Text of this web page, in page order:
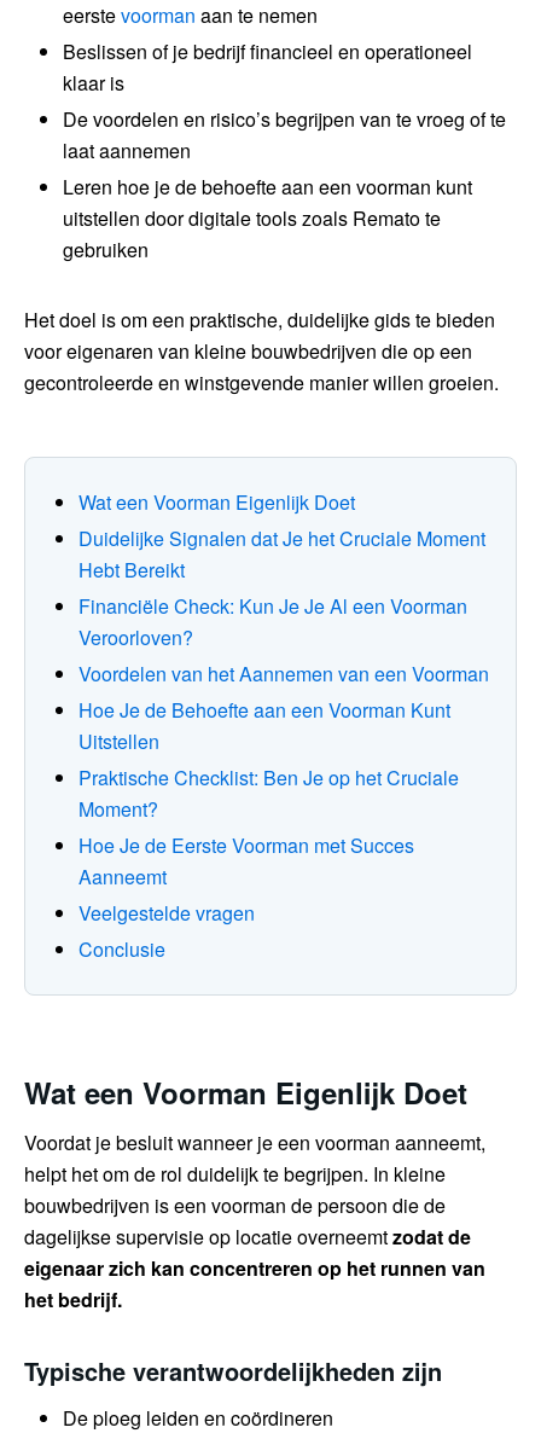
eerstevoorman aan te nemen
Beslissen of je bedrijf financieel en operationeel
klaar is
De voordelen en risico’s begrijpen van te vroeg of te
laat aannemen
Leren hoe je de behoefte aan een voorman kunt
uitstellen door digitale tools zoals Remato te
gebruiken
Het doel is om een praktische, duidelijke gids te bieden
voor eigenaren van kleine bouwbedrijven die op een
gecontroleerde en winstgevende manier willen groeien.
Wat een Voorman Eigenlijk Doet
Duidelijke Signalen dat Je het Cruciale Moment
Hebt Bereikt
Financiële Check: Kun Je Je Al een Voorman
Veroorloven?
Voordelen van het Aannemen van een Voorman
Hoe Je de Behoefte aan een Voorman Kunt
Uitstellen
Praktische Checklist: Ben Je op het Cruciale
Moment?
Hoe Je de Eerste Voorman met Succes
Aanneemt
Veelgestelde vragen
Conclusie
Wat een Voorman Eigenlijk Doet
Voordat je besluit wanneer je een voorman aanneemt,
helpt het om de rol duidelijk te begrijpen. In kleine
bouwbedrijven is een voorman de persoon die de
dagelijkse supervisie op locatie overneemtzodat de
eigenaar zich kan concentreren op het runnen van
het bedrijf.
Typische verantwoordelijkheden zijn
De ploeg leiden en coördineren